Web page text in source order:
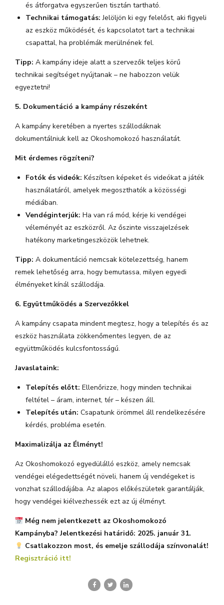
és átforgatva egyszerűen tisztán tartható.
Technikai támogatás: Jelöljön ki egy felelőst, aki figyeli
az eszköz működését, és kapcsolatot tart a technikai
csapattal, ha problémák merülnének fel.
Tipp: A kampány ideje alatt a szervezők teljes körű
technikai segítséget nyújtanak – ne habozzon velük
egyeztetni!
5. Dokumentáció a kampány részeként
A kampány keretében a nyertes szállodáknak
dokumentálniuk kell az Okoshomokozó használatát.
Mit érdemes rögzíteni?
Fotók és videók: Készítsen képeket és videókat a játék
használatáról, amelyek megoszthatók a közösségi
médiában.
Vendéginterjúk: Ha van rá mód, kérje ki vendégei
véleményét az eszközről. Az őszinte visszajelzések
hatékony marketingeszközök lehetnek.
Tipp: A dokumentáció nemcsak kötelezettség, hanem
remek lehetőség arra, hogy bemutassa, milyen egyedi
élményeket kínál szállodája.
6. Együttműködés a Szervezőkkel
A kampány csapata mindent megtesz, hogy a telepítés és az
eszköz használata zökkenőmentes legyen, de az
együttműködés kulcsfontosságú.
Javaslataink:
Telepítés előtt: Ellenőrizze, hogy minden technikai
feltétel – áram, internet, tér – készen áll.
Telepítés után: Csapatunk örömmel áll rendelkezésére
kérdés, probléma esetén.
Maximalizálja az Élményt!
Az Okoshomokozó egyedülálló eszköz, amely nemcsak
vendégei elégedettségét növeli, hanem új vendégeket is
vonzhat szállodájába. Az alapos előkészületek garantálják,
hogy vendégei kiélvezhessék ezt az új élményt.
Még nem jelentkezett az Okoshomokozó
Kampányba? Jelentkezési határidő: 2025. január 31.
Csatlakozzon most, és emelje szállodája színvonalát!
Regisztráció itt!